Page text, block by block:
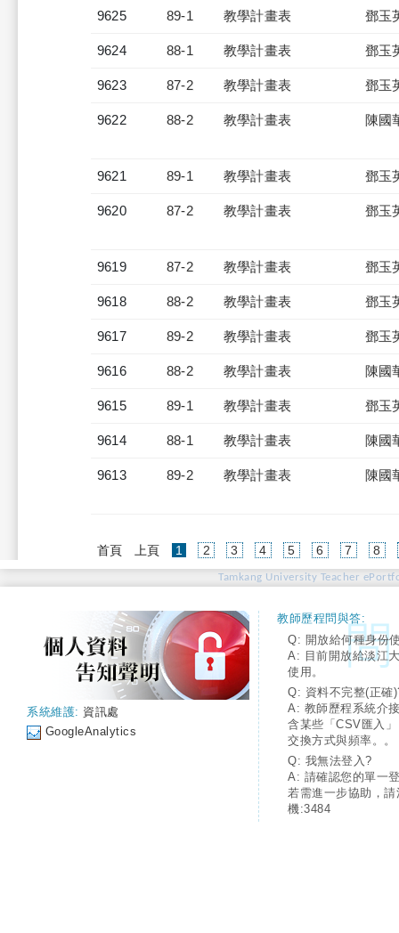
9625 89-1 教學計畫表 鄧玉
9624 88-1 教學計畫表 鄧玉
9623 87-2 教學計畫表 鄧玉
9622 88-2 教學計畫表 陳國
9621 89-1 教學計畫表 鄧玉
9620 87-2 教學計畫表 鄧玉
9619 87-2 教學計畫表 鄧玉
9618 88-2 教學計畫表 鄧玉
9617 89-2 教學計畫表 鄧玉
9616 88-2 教學計畫表 陳國
9615 89-1 教學計畫表 鄧玉
9614 88-1 教學計畫表 陳國
9613 89-2 教學計畫表 陳國
首頁 上頁 1 (current)
2 3 4 5 6 7 8
Tamkang University Teacher
系統維護: 資訊處
GoogleAnalytics
教師歷程問與答:
Q: 開放給何種身份
A: 目前開放給淡江
使用。
Q: 資料不完整(正確
A: 教師歷程系統介
含某些「CSV匯入
交換方式與頻率。。
Q: 我無法登入?
A: 請確認您的單一
若需進一步協助，
機:3484